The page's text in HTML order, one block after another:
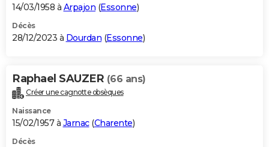
14/03/1958 à Arpajon (Essonne)
Décès
28/12/2023 à Dourdan (Essonne)
Raphael SAUZER (66 ans)
Créer une cagnotte obsèques
Naissance
15/02/1957 à Jarnac(Charente)
Décès